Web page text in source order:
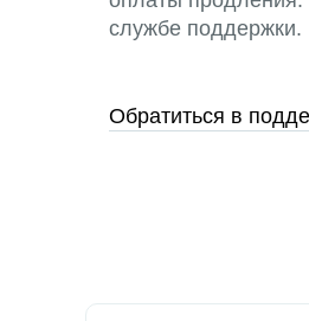
службе поддержки.
Обратиться в